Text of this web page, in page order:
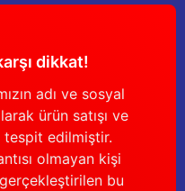
dikkat!
adı ve sosyal
ürün satışı ve
tespit edilmiştir.
olmayan kişi
bu